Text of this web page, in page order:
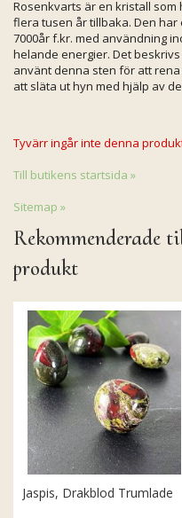
Rosenkvarts är en kristall
flera tusen år tillbaka. Den har
7000år f.kr. med användning
helande energier. Det
använt denna sten för att
att släta ut hyn med hjälp av
Tyvärr ingår inte denna
Till butikens startsida »
Sitemap »
Rekommenderade
produkt
Jaspis, Drakblod Trumlade